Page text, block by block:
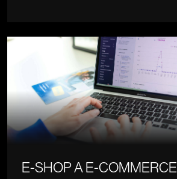
E-SHOP A E-COMMERCE